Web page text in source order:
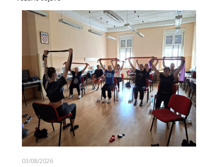
03/08/2026